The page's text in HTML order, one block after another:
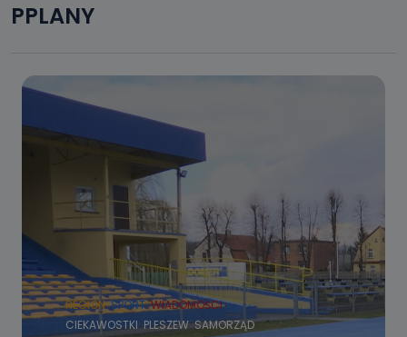
PPLANY
REGION SPORT WIADOMOŚCI
CIEKAWOSTKI PLESZEW SAMORZĄD